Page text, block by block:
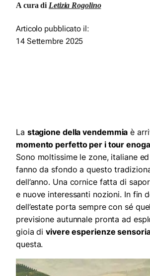
A cura diLetizia Rogolino
Articolo pubblicato il:
14 Settembre 2025
La stagione della vendemmia è
momento perfetto per i tour
Sono moltissime le zone, italiane
fanno da sfondo a questo
dell’anno. Una cornice fatta di
e nuove interessanti nozioni. In fin
dell’estate porta sempre con sé
previsione autunnale pronta ad
gioia divivere esperienze
questa.